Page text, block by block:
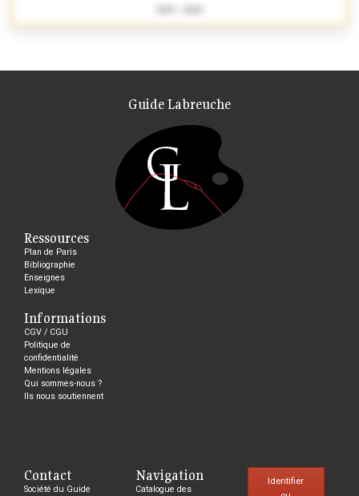
1825 - 1868
Guide Labreuche
Ressources
Plan de Paris
Bibliographie
Enseignes
Lexique
Informations
CGV / CGU
Politique de
confidentialité
Mentions légales
Qui sommes-nous ?
Ils nous soutiennent
Contact
Société du Guide
Navigation
Catalogue des
Identifier